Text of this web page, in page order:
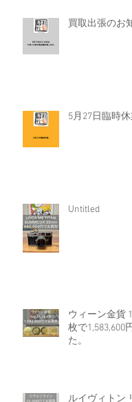
買取出張のお
5月27日臨時
Untitled
ウィーン金貨
枚で1,583,600
た。
ルイヴィトン